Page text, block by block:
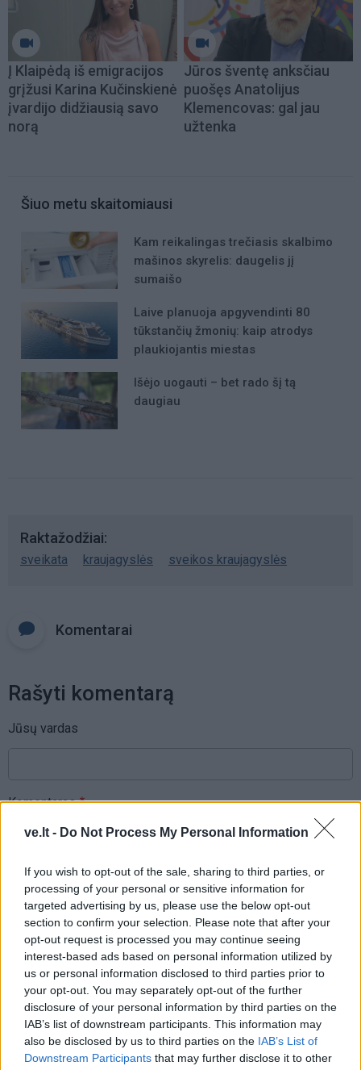
ve.lt - Do Not Process My Personal Information
If you wish to opt-out of the sale, sharing to third parties, or
processing of your personal or sensitive information for
targeted advertising by us, please use the below opt-out
section to confirm your selection. Please note that after your
opt-out request is processed you may continue seeing
interest-based ads based on personal information utilized by
us or personal information disclosed to third parties prior to
your opt-out. You may separately opt-out of the further
disclosure of your personal information by third parties on the
IAB’s list of downstream participants. This information may
also be disclosed by us to third parties on the IAB’s List of
Downstream Participants that may further disclose it to other
Į Klaipėdą iš emigracijos
grįžusi Karina Kučinskienė
įvardijo didžiausią savo
norą
Jūros šventę anksčiau
puošęs Anatolijus
Klemencovas: gal jau
užtenka
Šiuo metu skaitomiausi
Kam reikalingas trečiasis skalbimo
mašinos skyrelis: daugelis jį
sumaišo
Laive planuoja apgyvendinti 80
tūkstančių žmonių: kaip atrodys
plaukiojantis miestas
Išėjo uogauti – bet rado šį tą
daugiau
Raktažodžiai
sveikata kraujagyslės sveikos kraujagyslės
Komentarai
Rašyti komentarą
Jūsų vardas
Komentaras
Sutinku su taisyklėmis
This site is protected by
reCAPTCHA and the Google
Privacy Policy and Terms of
Service apply.